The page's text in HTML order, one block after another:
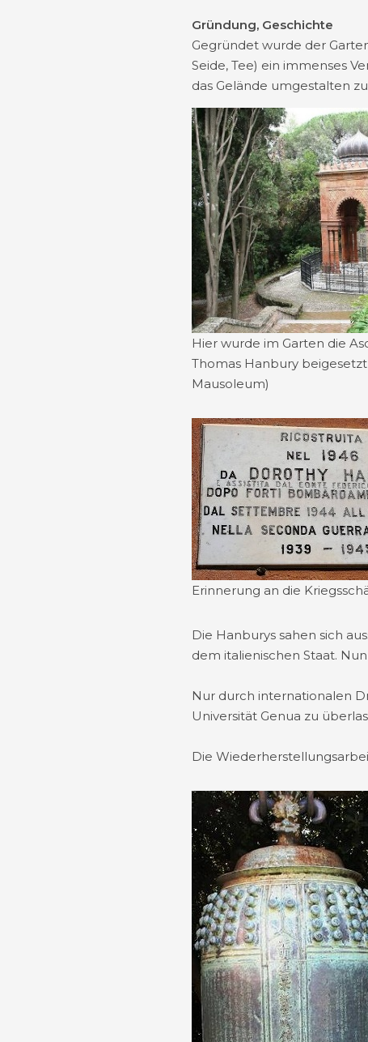
Gründung, Geschichte
Gegründet wurde der
Seide, Tee) ein immenses
das Gelände umgestalten
Hier wurde im Garten die
Thomas Hanbury
Mausoleum)
Erinnerung an die
Die Hanburys sahen sich
dem italienischen Staat.
Nur durch internationalen
Universität Genua zu
Die